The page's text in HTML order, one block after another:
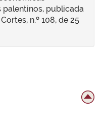
publicada
n.º 108, de 25